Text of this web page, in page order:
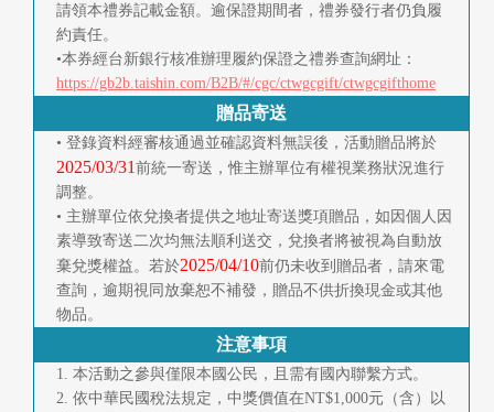
請領本禮券記載金額。逾保證期間者，禮券發行者仍負履
約責任。
•本券經台新銀行核准辦理履約保證之禮券查詢網址：
https://gb2b.taishin.com/B2B/#/cgc/ctwgcgift/ctwgcgifthome
贈品寄送
• 登錄資料經審核通過並確認資料無誤後，活動贈品將於
2025/03/31 前統一寄送，惟主辦單位有權視業務狀況進行
調整。
• 主辦單位依兌換者提供之地址寄送獎項贈品，如因個人因
素導致寄送二次均無法順利送交，兌換者將被視為自動放
棄兌獎權益。若於2025/04/10前仍未收到贈品者，請來電
查詢，逾期視同放棄恕不補發，贈品不供折換現金或其他
物品。
注意事項
1. 本活動之參與僅限本國公民，且需有國內聯繫方式。
2. 依中華民國稅法規定，中獎價值在NT$1,000元（含）以